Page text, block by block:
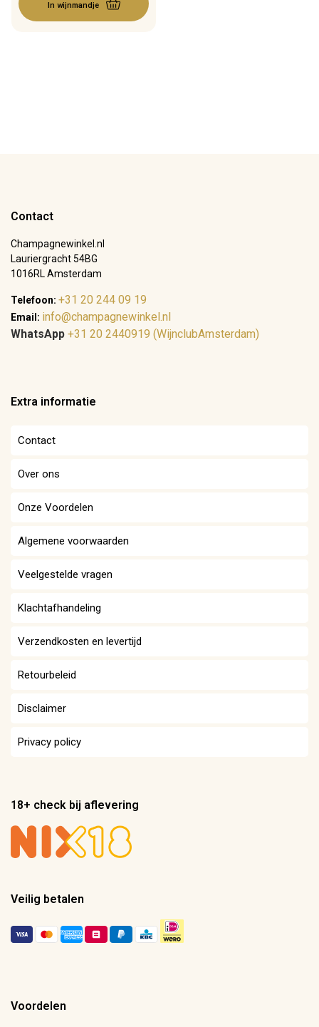
In wijnmandje
Contact
Champagnewinkel.nl
Lauriergracht 54BG
1016RL Amsterdam
Telefoon: +31 20 244 09 19
Email: info@champagnewinkel.nl
WhatsApp +31 20 2440919 (WijnclubAmsterdam)
Extra informatie
Contact
Over ons
Onze Voordelen
Algemene voorwaarden
Veelgestelde vragen
Klachtafhandeling
Verzendkosten en levertijd
Retourbeleid
Disclaimer
Privacy policy
18+ check bij aflevering
Veilig betalen
Voordelen